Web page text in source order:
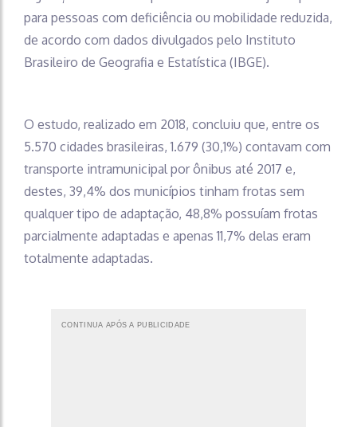
para pessoas com deficiência ou mobilidade reduzida,
de acordo com dados divulgados pelo Instituto
Brasileiro de Geografia e Estatística (IBGE).
O estudo, realizado em 2018, concluiu que, entre os
5.570 cidades brasileiras, 1.679 (30,1%) contavam com
transporte intramunicipal por ônibus até 2017 e,
destes, 39,4% dos municípios tinham frotas sem
qualquer tipo de adaptação, 48,8% possuíam frotas
parcialmente adaptadas e apenas 11,7% delas eram
totalmente adaptadas.
CONTINUA APÓS A PUBLICIDADE